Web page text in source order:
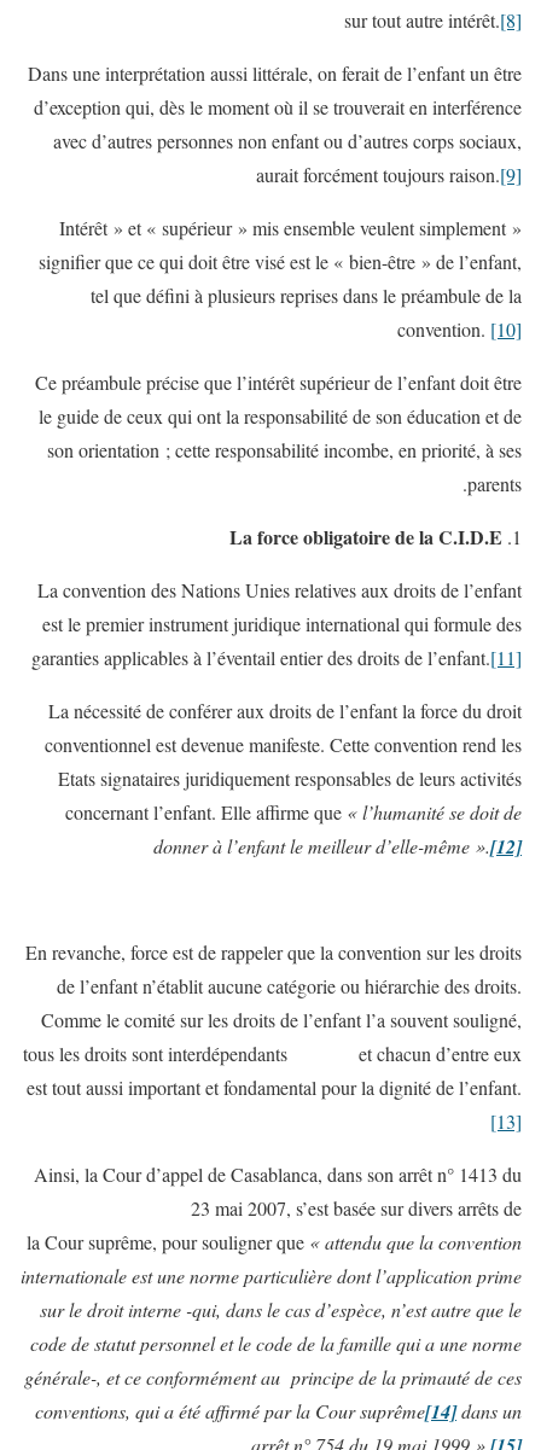
sur tout autre intérêt.[8]
Dans une interprétation aussi littérale, on ferait de l’enfant un être
d’exception qui, dès le moment où il se trouverait en interférence
avec d’autres personnes non enfant ou d’autres corps sociaux,
aurait forcément toujours raison.[9]
« Intérêt » et « supérieur » mis ensemble veulent simplement
signifier que ce qui doit être visé est le « bien-être » de l’enfant,
tel que défini à plusieurs reprises dans le préambule de la
convention. [10]
Ce préambule précise que l’intérêt supérieur de l’enfant doit être
le guide de ceux qui ont la responsabilité de son éducation et de
son orientation ; cette responsabilité incombe, en priorité, à ses
parents.
La force obligatoire de la C.I.D.E
La convention des Nations Unies relatives aux droits de l’enfant
est le premier instrument juridique international qui formule des
garanties applicables à l’éventail entier des droits de l’enfant.[11]
La nécessité de conférer aux droits de l’enfant la force du droit
conventionnel est devenue manifeste. Cette convention rend les
Etats signataires juridiquement responsables de leurs activités
concernant l’enfant. Elle affirme que « l’humanité se doit de
donner à l’enfant le meilleur d’elle-même ».[12]
En revanche, force est de rappeler que la convention sur les droits
de l’enfant n’établit aucune catégorie ou hiérarchie des droits.
Comme le comité sur les droits de l’enfant l’a souvent souligné,
tous les droits sont interdépendants et chacun d’entre eux
est tout aussi important et fondamental pour la dignité de l’enfant.
[13]
Ainsi, la Cour d’appel de Casablanca, dans son arrêt n° 1413 du
23 mai 2007, s’est basée sur divers arrêts de
la Cour suprême, pour souligner que « attendu que la convention
internationale est une norme particulière dont l’application prime
sur le droit interne -qui, dans le cas d’espèce, n’est autre que le
code de statut personnel et le code de la famille qui a une norme
générale-, et ce conformément au principe de la primauté de ces
conventions, qui a été affirmé par la Cour suprême[14]dans un
arrêt n° 754 du 19 mai 1999 ».